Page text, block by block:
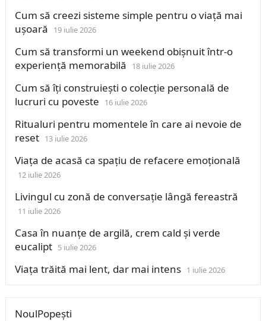
Cum să creezi sisteme simple pentru o viață mai
ușoară
19 iulie 2026
Cum să transformi un weekend obișnuit într-o
experiență memorabilă
18 iulie 2026
Cum să îți construiești o colecție personală de
lucruri cu poveste
16 iulie 2026
Ritualuri pentru momentele în care ai nevoie de
reset 13 iulie 2026
Viața de acasă ca spațiu de refacere emoțională
12 iulie 2026
Livingul cu zonă de conversație lângă fereastră
11 iulie 2026
Casa în nuanțe de argilă, crem cald și verde
eucalipt 5 iulie 2026
Viața trăită mai lent, dar mai intens 1 iulie 2026
NoulPopești